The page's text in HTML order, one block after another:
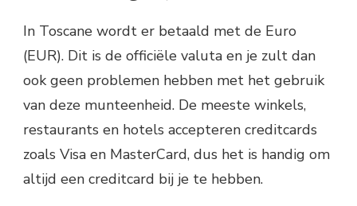
In Toscane wordt er betaald met de Euro
(EUR). Dit is de officiële valuta en je zult dan
ook geen problemen hebben met het gebruik
van deze munteenheid. De meeste winkels,
restaurants en hotels accepteren creditcards
zoals Visa en MasterCard, dus het is handig om
altijd een creditcard bij je te hebben.